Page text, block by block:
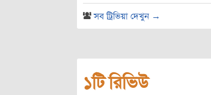
সব ট্রিভিয়া দেখুন →
১টি রিভিউ